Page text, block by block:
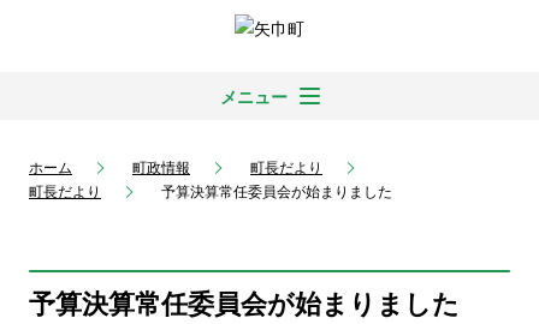
メニュー
ホーム 町政情報
町長だより
町長だより
予算決算常任委員会が始まりました
予算決算常任委員会が始まりました